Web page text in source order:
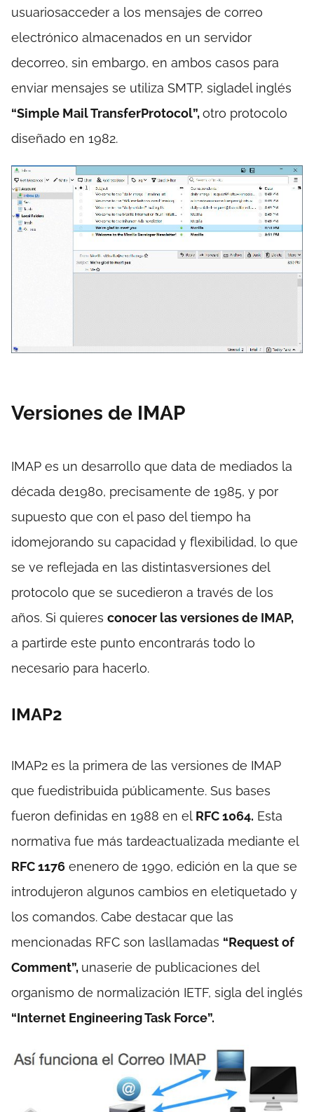
usuariosacceder a los mensajes de correo
electrónico almacenados en un servidor
decorreo, sin embargo, en ambos casos para
enviar mensajes se utiliza SMTP, sigladel inglés
“Simple Mail TransferProtocol”,otro protocolo
diseñado en 1982.
Versiones de IMAP
IMAP es un desarrollo que data de mediados la
década de1980, precisamente de 1985, y por
supuesto que con el paso del tiempo ha
idomejorando su capacidad y flexibilidad, lo que
se ve reflejada en las distintasversiones del
protocolo que se sucedieron a través de los
años. Si quieres conocer las versiones de IMAP,
a partirde este punto encontrarás todo lo
necesario para hacerlo.
IMAP2
IMAP2 es la primera de las versiones de IMAP
que fuedistribuida públicamente. Sus bases
fueron definidas en 1988 en el RFC 1064. Esta
normativa fue más tardeactualizada mediante el
RFC 1176 enenero de 1990, edición en la que se
introdujeron algunos cambios en eletiquetado y
los comandos. Cabe destacar que las
mencionadas RFC son lasllamadas “Request of
Comment”, unaserie de publicaciones del
organismo de normalización IETF, sigla del inglés
“Internet Engineering Task Force”.